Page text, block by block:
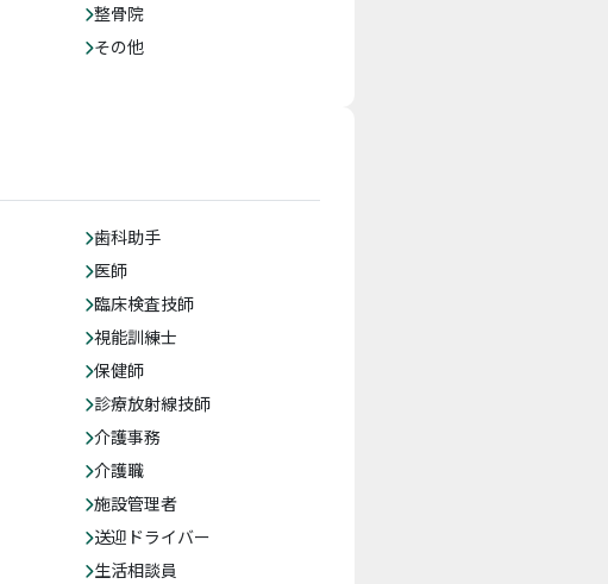
整骨院
その他
歯科助手
医師
臨床検査技師
視能訓練士
保健師
診療放射線技師
介護事務
介護職
施設管理者
送迎ドライバー
生活相談員